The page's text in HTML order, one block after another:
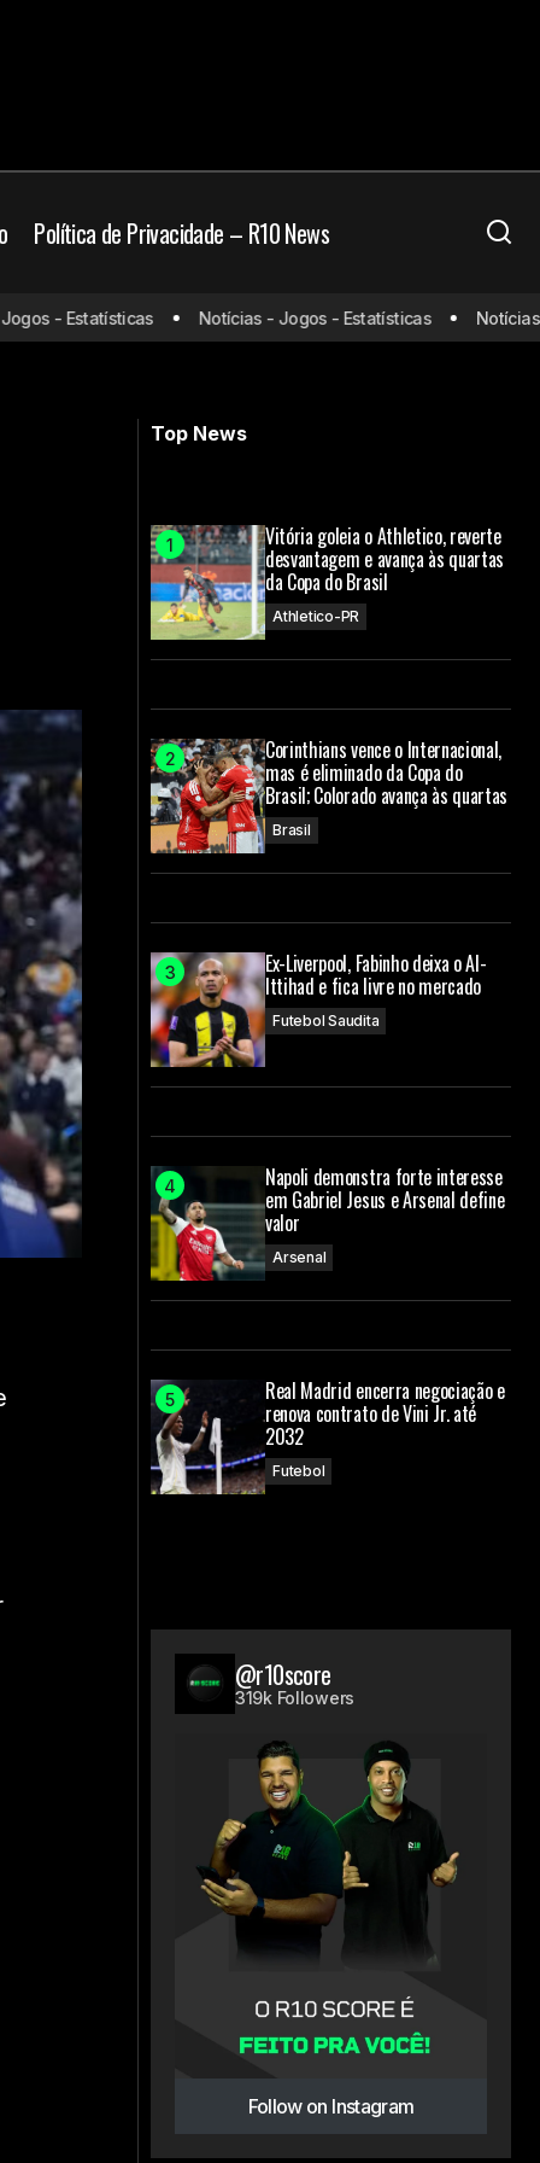
Política de Privacidade – R10 News
grandes
Neymar impressiona em seu primeiro
treino no Santos antes da reestreia
- Estatísticas Notícias - Jogos - Estatísticas Notícias -
Top News
Vitória goleia o Athletico, reverte
desvantagem e avança às quartas
da Copa do Brasil
Athletico-PR
Corinthians vence o Internacional,
mas é eliminado da Copa do
Brasil; Colorado avança às quartas
Brasil
Ex-Liverpool, Fabinho deixa o Al-
Ittihad e fica livre no mercado
Futebol Saudita
Napoli demonstra forte interesse
em Gabriel Jesus e Arsenal define
valor
Arsenal
Real Madrid encerra negociação e
renova contrato de Vini Jr. até
2032
Futebol
@r10score
319k Followers
Follow on Instagram